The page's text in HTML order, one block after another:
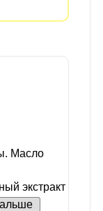
Масло
экстракт